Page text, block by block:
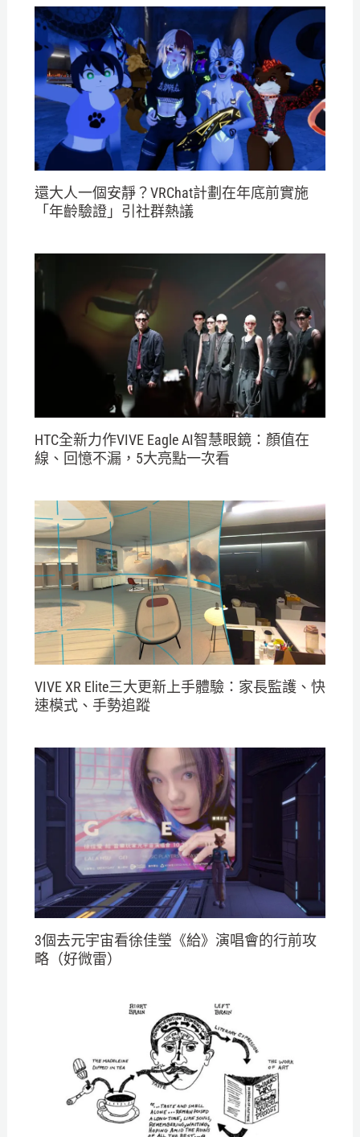
還大人一個安靜？VRChat計劃在年底前實施
「年齡驗證」引社群熱議
HTC全新力作VIVE Eagle AI智慧眼鏡：顏值在
線、回憶不漏，5大亮點一次看
VIVE XR Elite三大更新上手體驗：家長監護、快
速模式、手勢追蹤
3個去元宇宙看徐佳瑩《給》演唱會的行前攻
略（好微雷）